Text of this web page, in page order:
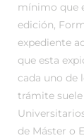
mínimo que
edición,
expediente
que esta
cada uno de
trámite
de Máster o